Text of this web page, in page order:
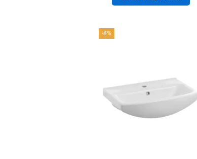
-8%